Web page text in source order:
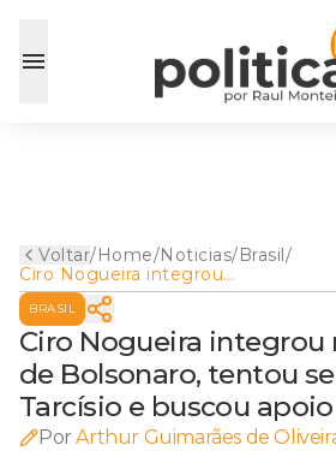
Voltar/Home/Noticias/Brasil/
Ciro Nogueira integrou
núcleo duro de Bolsonaro,
tentou ser vice de Tarcísio e
buscou apoio de Lula
BRASIL
Ciro Nogueira integrou
de Bolsonaro, tentou
Tarcísio e buscou
Por Arthur Guimarães de